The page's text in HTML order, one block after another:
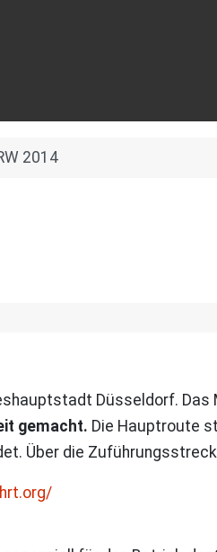
2014
Düsseldorf.
gemacht. Die Hauptroute
Über die